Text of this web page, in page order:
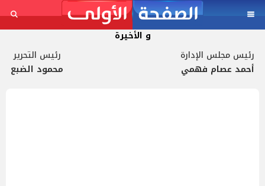
و الأخيرة
رئيس مجلس الإدارة
أحمد عصام فهمي
رئيس التحرير
محمود الضبع